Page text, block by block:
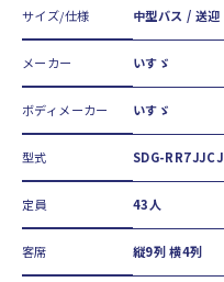
サイズ/仕様 中型バス / 送迎
メーカー いすゞ
ボディメーカー いすゞ
型式 SDG-RR7JJCJ
定員 43人
客席 縦9列 横4列